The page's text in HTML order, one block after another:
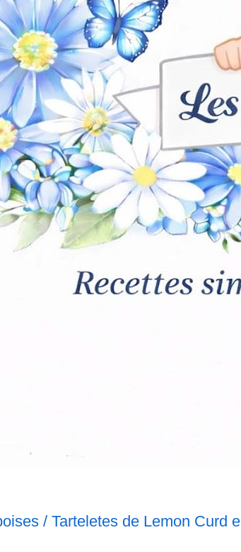
/ Tarteletes de Lemon Curd e